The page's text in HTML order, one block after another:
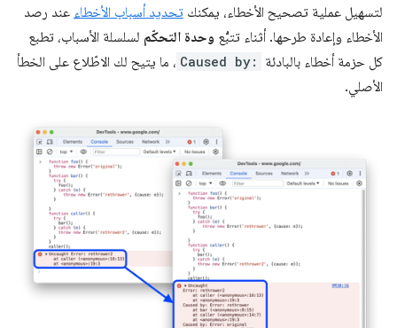
لتسهيل عملية تصحيح الأخطاء، يمكنك تحديد أسباب الأخطاء عند رصد
الأخطاء وإعادة طرحها. أثناء تتبُّع وحدة التحكّم لسلسلة الأسباب، تطبع
كل حزمة أخطاء بالبادئة
Caused by: ، ما يتيح لك الاطّلاع على الخطأ
الأصلي.